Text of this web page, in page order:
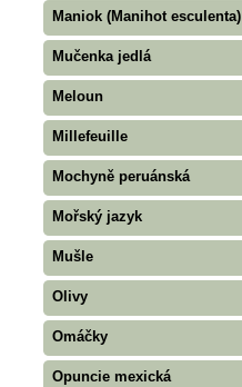
Maniok (Manihot esculenta)
Mučenka jedlá
Meloun
Millefeuille
Mochyně peruánská
Mořský jazyk
Mušle
Olivy
Omáčky
Opuncie mexická